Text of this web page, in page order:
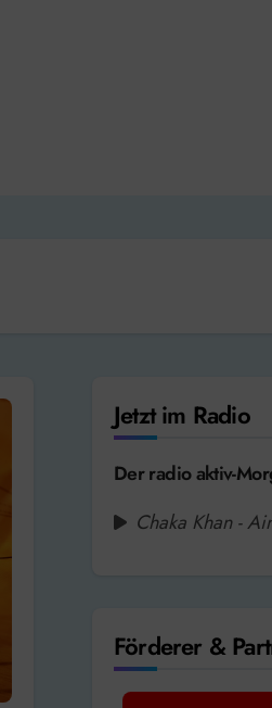
Jetzt im Radio
Der radio aktiv-
Chaka Khan -
Förderer &